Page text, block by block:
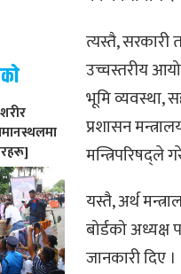
त्यस्तै, सरकारी
उच्चस्तरीय
भूमि व्यवस्था,
प्रशासन
मन्त्रिपरिषद्ले
यस्तै, अर्थ
बोर्डको
जानकारी दिए ।